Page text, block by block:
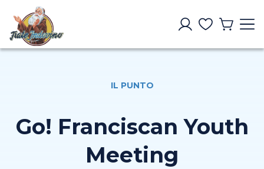
IL PUNTO
Go! Franciscan Youth
Meeting